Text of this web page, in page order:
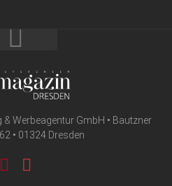
Werbeagentur GmbH • Bautzner
• 01324 Dresden